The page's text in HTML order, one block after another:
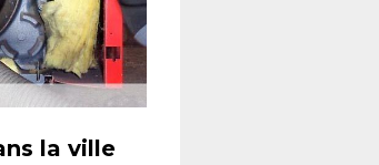
la ville